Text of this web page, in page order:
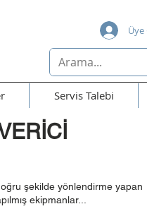
Üye
Servis Talebi
şekilde yönlendirme yapan
ekipmanlar...